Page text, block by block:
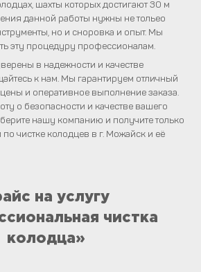
шахты которых достигают 30 м
данной работы нужны не тольео
но и сноровка и опыт. Мы
эту процедуру профессионалам.
в надежности и качестве
к нам. Мы гарантируем отличный
цены и оперативное выполнение заказа.
о безопасности и качестве вашего
нашу компанию и получите только
чистке колодцев в г. Можайск и её
на услугу
чистка
колодца»